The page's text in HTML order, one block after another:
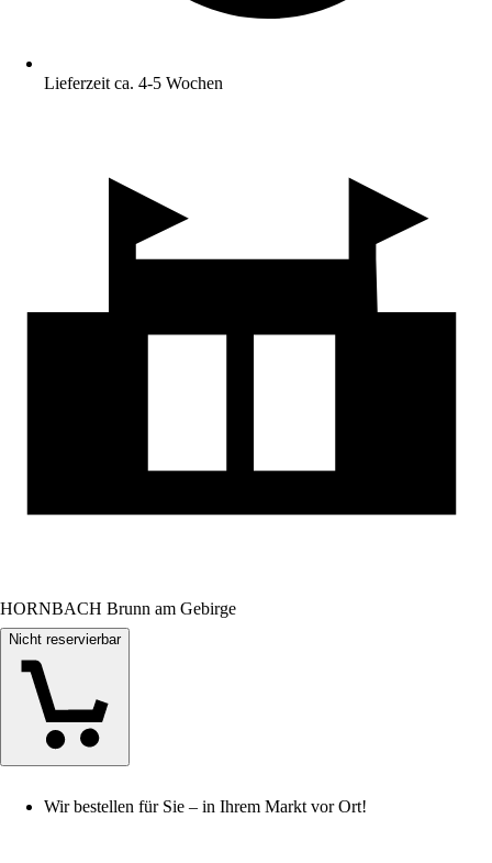
Lieferzeit ca. 4-5 Wochen
HORNBACH Brunn am Gebirge
Nicht reservierbar
Wir bestellen für Sie – in Ihrem Markt vor Ort!